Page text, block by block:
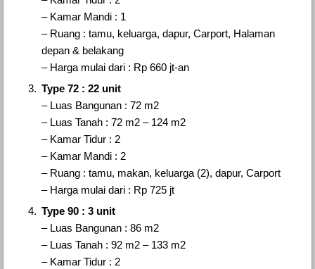
– Kamar Mandi : 1
– Ruang : tamu, keluarga, dapur, Carport, Halaman
depan & belakang
– Harga mulai dari : Rp 660 jt-an
Type 72 : 22 unit
– Luas Bangunan : 72 m2
– Luas Tanah : 72 m2 – 124 m2
– Kamar Tidur : 2
– Kamar Mandi : 2
– Ruang : tamu, makan, keluarga (2), dapur, Carport
– Harga mulai dari : Rp 725 jt
Type 90 : 3 unit
– Luas Bangunan : 86 m2
– Luas Tanah : 92 m2 – 133 m2
– Kamar Tidur : 2